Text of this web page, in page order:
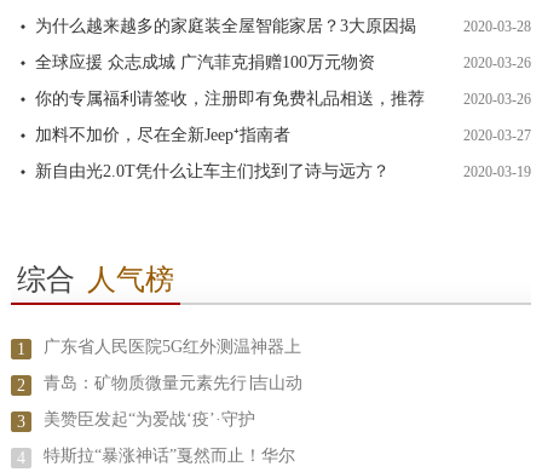
为什么越来越多的家庭装全屋智能家居？3大原因揭 2020-03-28
全球应援 众志成城 广汽菲克捐赠100万元物资 2020-03-26
你的专属福利请签收，注册即有免费礼品相送，推荐 2020-03-26
加料不加价，尽在全新Jeep⁺指南者 2020-03-27
新自由光2.0T凭什么让车主们找到了诗与远方？ 2020-03-19
综合 人气榜
1 广东省人民医院5G红外测温神器上
2 青岛：矿物质微量元素先行∣吉山动
3 美赞臣发起“为爱战‘疫’·守护
4 特斯拉“暴涨神话”戛然而止！华尔